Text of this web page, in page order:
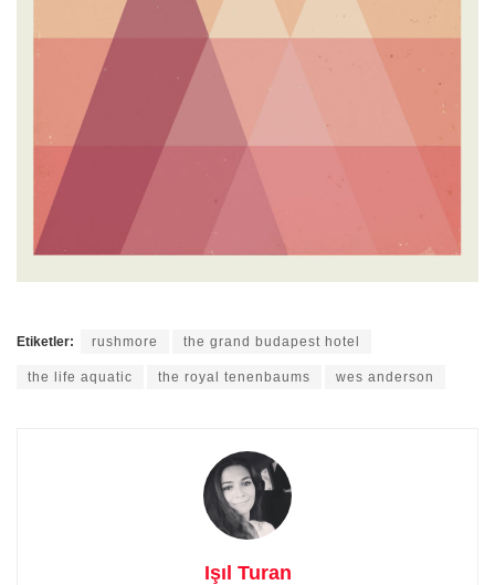
Etiketler: rushmore the grand budapest hotel
the life aquatic the royal tenenbaums wes anderson
Işıl Turan